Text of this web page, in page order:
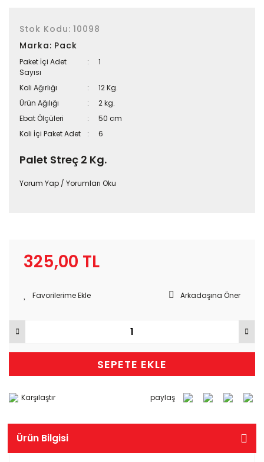
Stok Kodu: 10098
Marka: Pack
Paket İçi Adet
Sayısı
1
Koli Ağırlığı
12 Kg.
Ürün Ağılığı
2 kg.
Ebat Ölçüleri
50 cm
Koli İçi Paket Adet
6
Palet Streç 2 Kg.
Yorum Yap / Yorumları Oku
325,00 TL
Arkadaşına Öner
SEPETE EKLE
Karşılaştır paylaş
Ürün Bilgisi